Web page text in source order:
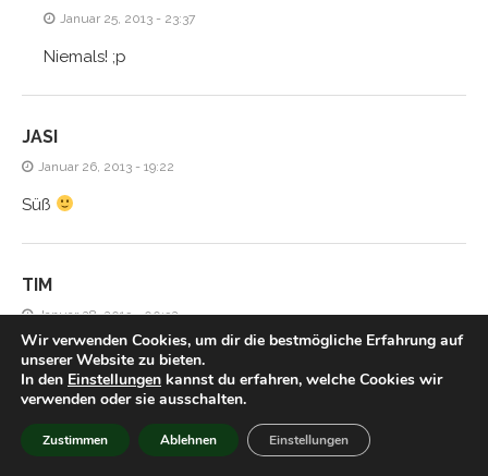
Januar 25, 2013 - 23:37
Niemals! ;p
JASI
Januar 26, 2013 - 19:22
Süß
TIM
Januar 28, 2013 - 00:32
Hmm aber gegen ein gutes Licher kommt das doch nicht
an, oder?
HIACYNTA
Wir verwenden Cookies, um dir die bestmögliche Erfahrung auf
unserer Website zu bieten.
In den Einstellungen kannst du erfahren, welche Cookies wir
verwenden oder sie ausschalten.
Zustimmen Ablehnen Einstellungen